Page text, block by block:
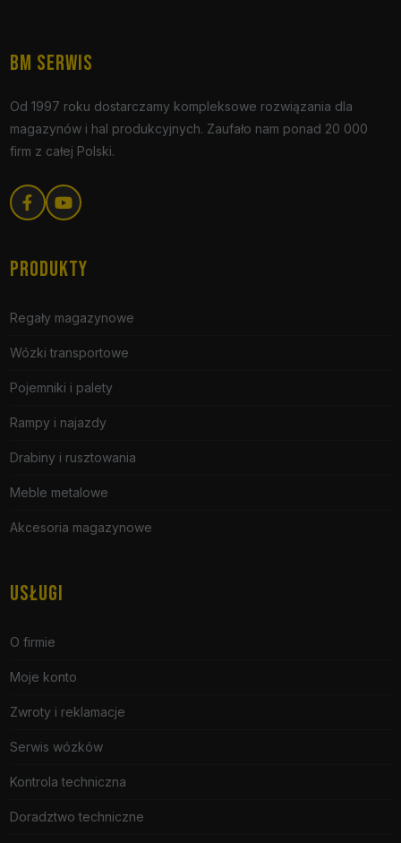
BM SERWIS
Od 1997 roku dostarczamy kompleksowe rozwiązania dla
magazynów i hal produkcyjnych. Zaufało nam ponad 20 000
firm z całej Polski.
PRODUKTY
Regały magazynowe
Wózki transportowe
Pojemniki i palety
Rampy i najazdy
Drabiny i rusztowania
Meble metalowe
Akcesoria magazynowe
USŁUGI
O firmie
Moje konto
Zwroty i reklamacje
Serwis wózków
Kontrola techniczna
Doradztwo techniczne